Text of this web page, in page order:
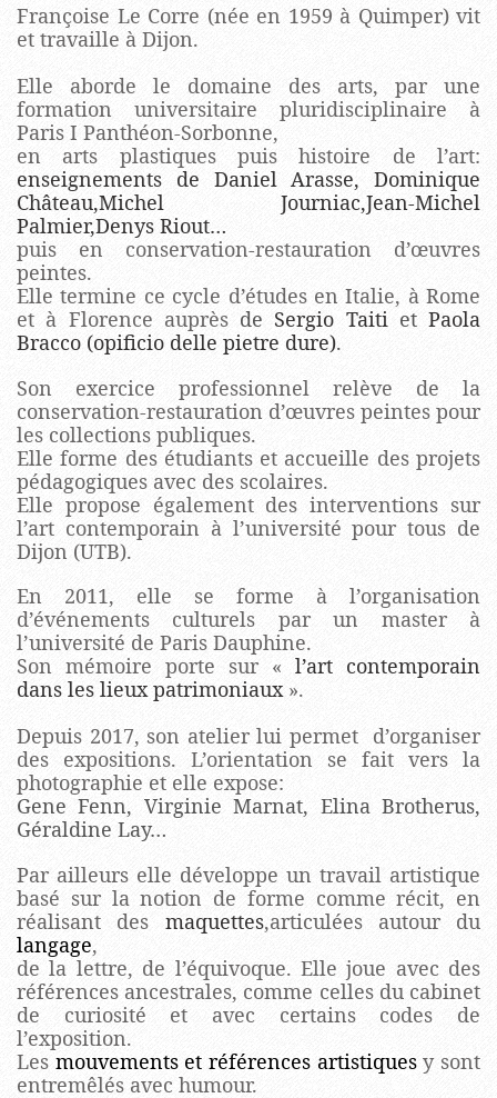
Françoise Le Corre (née en 1959 à Quimper) vit
et travaille à Dijon.
Elle aborde le domaine des arts, par une
formation universitaire pluridisciplinaire à
Paris I Panthéon-Sorbonne,
en arts plastiques puis histoire de l’art:
enseignements de Daniel Arasse, Dominique
Château,Michel Journiac,Jean-Michel
Palmier,Denys Riout…
puis en conservation-restauration d’œuvres
peintes.
Elle termine ce cycle d’études en Italie, à Rome
et à Florence auprès deSergio Taiti et Paola
Bracco (opificio delle pietre dure).
Son exercice professionnel relève de la
conservation-restauration d’œuvres peintes pour
les collections publiques.
Elle forme des étudiants et accueille des projets
pédagogiques avec des scolaires.
Elle propose également des interventions sur
l’art contemporain à l’université pour tous de
Dijon (UTB).
En 2011, elle se forme à l’organisation
d’événements culturels par un master à
l’université de Paris Dauphine.
Son mémoire porte sur « l’art contemporain
dans les lieux patrimoniaux ».
Depuis 2017, son atelier lui permet d’organiser
des expositions. L’orientation se fait vers la
photographie et elle expose:
Gene Fenn, Virginie Marnat, Elina Brotherus,
Géraldine Lay…
Par ailleurs elle développe un travail artistique
basé sur la notion de forme comme récit, en
réalisant des maquettes,articulées autour du
langage,
de la lettre, de l’équivoque. Elle joue avec des
références ancestrales, comme celles du cabinet
de curiosité et avec certains codes de
l’exposition.
Les mouvements et références artistiquesy sont
entremêlés avec humour.